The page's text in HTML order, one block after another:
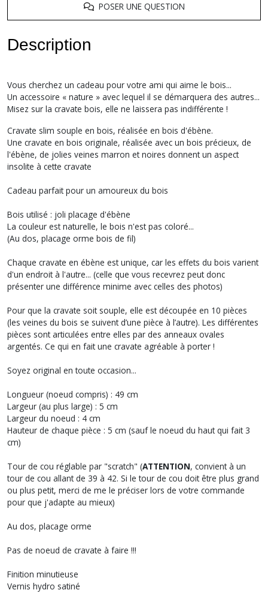
POSER UNE QUESTION
Description
Vous cherchez un cadeau pour votre ami qui aime le bois...
Un accessoire « nature » avec lequel il se démarquera des autres...
Misez sur la cravate bois, elle ne laissera pas indifférente !
Cravate slim souple en bois, réalisée en bois d'ébène.
Une cravate en bois originale, réalisée avec un bois précieux, de
l'ébène, de jolies veines marron et noires donnent un aspect
insolite à cette cravate
Cadeau parfait pour un amoureux du bois
Bois utilisé : joli placage d'ébène
La couleur est naturelle, le bois n'est pas coloré...
(Au dos, placage orme bois de fil)
Chaque cravate en ébène est unique, car les effets du bois varient
d'un endroit à l'autre... (celle que vous recevrez peut donc
présenter une différence minime avec celles des photos)
Pour que la cravate soit souple, elle est découpée en 10 pièces
(les veines du bois se suivent d’une pièce à l’autre). Les différentes
pièces sont articulées entre elles par des anneaux ovales
argentés. Ce qui en fait une cravate agréable à porter !
Soyez original en toute occasion...
Longueur (noeud compris) : 49 cm
Largeur (au plus large) : 5 cm
Largeur du noeud : 4 cm
Hauteur de chaque pièce : 5 cm (sauf le noeud du haut qui fait 3
cm)
Tour de cou réglable par "scratch" (ATTENTION, convient à un
tour de cou allant de 39 à 42. Si le tour de cou doit être plus grand
ou plus petit, merci de me le préciser lors de votre commande
pour que j'adapte au mieux)
Au dos, placage orme
Pas de noeud de cravate à faire !!!
Finition minutieuse
Vernis hydro satiné